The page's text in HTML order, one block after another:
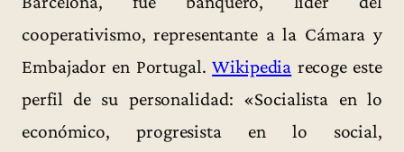
cooperativismo, representante a la Cámara y
Embajador en Portugal.Wikipedia recoge este
perfil de su personalidad: «Socialista en lo
económico, progresista en lo social,